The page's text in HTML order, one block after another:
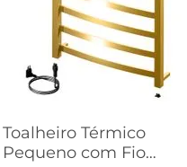
Toalheiro Térmico
Pequeno com Fio